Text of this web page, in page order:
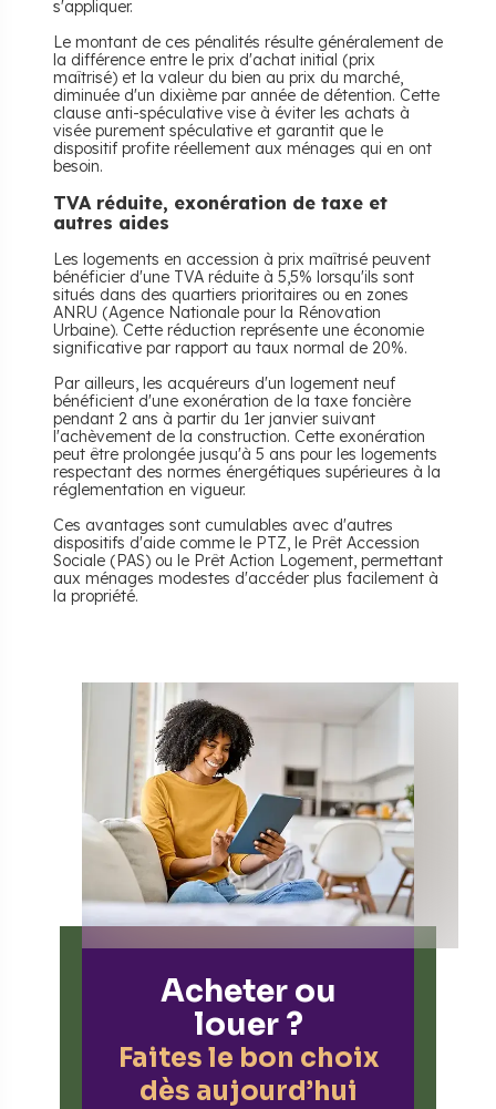
s'appliquer.
Le montant de ces pénalités résulte généralement de
la différence entre le prix d'achat initial (prix
maîtrisé) et la valeur du bien au prix du marché,
diminuée d'un dixième par année de détention. Cette
clause anti-spéculative vise à éviter les achats à
visée purement spéculative et garantit que le
dispositif profite réellement aux ménages qui en ont
besoin.
TVA réduite, exonération de taxe et
autres aides
Les logements en accession à prix maîtrisé peuvent
bénéficier d'une TVA réduite à 5,5% lorsqu'ils sont
situés dans des quartiers prioritaires ou en zones
ANRU (Agence Nationale pour la Rénovation
Urbaine). Cette réduction représente une économie
significative par rapport au taux normal de 20%.
Par ailleurs, les acquéreurs d'un logement neuf
bénéficient d'une exonération de la taxe foncière
pendant 2 ans à partir du 1er janvier suivant
l'achèvement de la construction. Cette exonération
peut être prolongée jusqu'à 5 ans pour les logements
respectant des normes énergétiques supérieures à la
réglementation en vigueur.
Ces avantages sont cumulables avec d'autres
dispositifs d'aide comme le PTZ, le Prêt Accession
Sociale (PAS) ou le Prêt Action Logement, permettant
aux ménages modestes d'accéder plus facilement à
la propriété.
Acheter ou
louer ?
Faites le bon choix
dès aujourd’hui